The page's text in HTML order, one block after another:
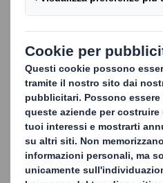
Banche Centrali e
Retailer
Amministrazioni
Autorità Locali
Agenti di Sicurezza
Servizi Pubblici
Avvocati e Notai
Imprese di